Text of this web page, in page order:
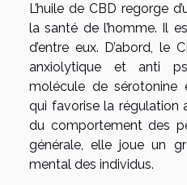
L’huile de CBD regorge
la santé de l’homme. Il
d’entre eux. D’abord, le
anxiolytique et anti
molécule de sérotonine
qui favorise la régulation
du comportement des
générale, elle joue un
mental des individus.